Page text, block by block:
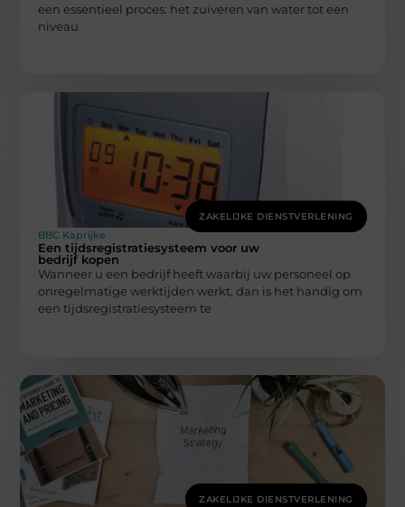
een essentieel proces: het zuiveren van water tot een
niveau
ZAKELIJKE DIENSTVERLENING
BBC Kaprijke
Een tijdsregistratiesysteem voor uw
bedrijf kopen
Wanneer u een bedrijf heeft waarbij uw personeel op
onregelmatige werktijden werkt, dan is het handig om
een tijdsregistratiesysteem te
ZAKELIJKE DIENSTVERLENING